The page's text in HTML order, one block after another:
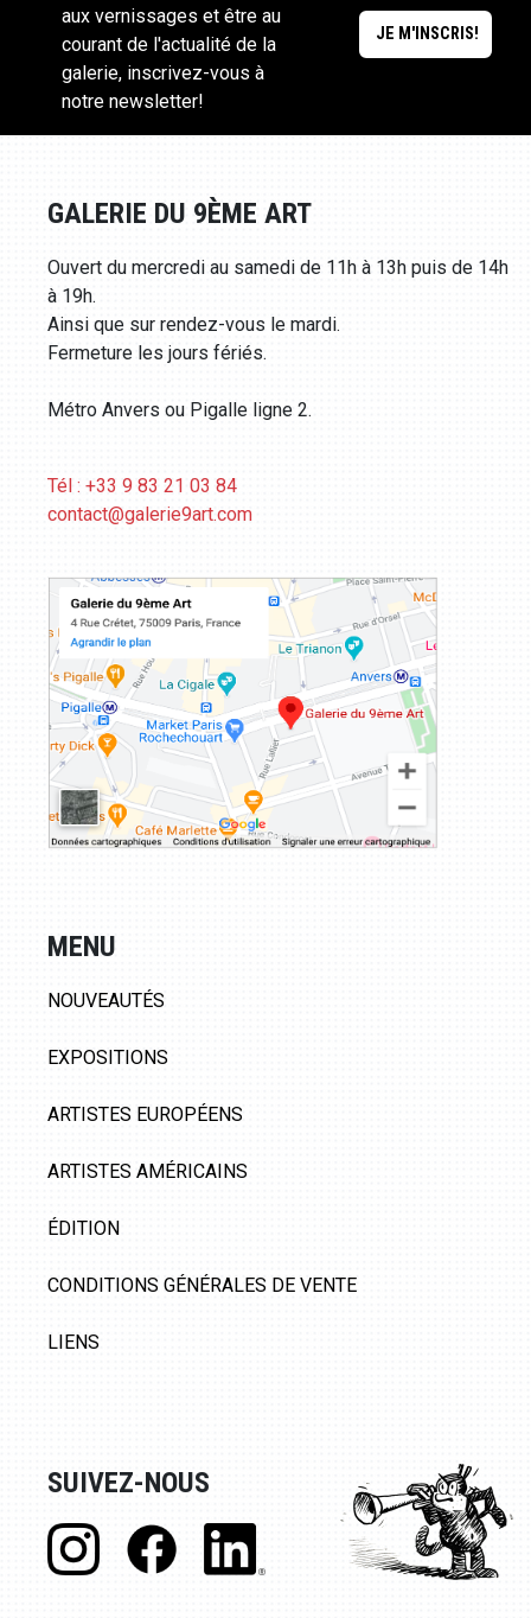
aux vernissages et être au
courant de l'actualité de la
galerie, inscrivez-vous à
notre newsletter!
GALERIE DU 9ÈME ART
Ouvert du mercredi au samedi de 11h à 13h puis de 14h
à 19h.
Ainsi que sur rendez-vous le mardi.
Fermeture les jours fériés.
Métro Anvers ou Pigalle ligne 2.
Tél : +33 9 83 21 03 84
contact@galerie9art.com
MENU
NOUVEAUTÉS
EXPOSITIONS
ARTISTES EUROPÉENS
ARTISTES AMÉRICAINS
ÉDITION
CONDITIONS GÉNÉRALES DE VENTE
LIENS
SUIVEZ-NOUS